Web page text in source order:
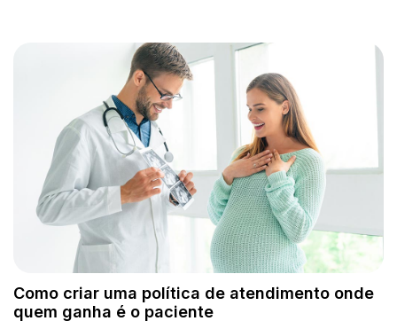
Como criar uma política de atendimento onde
quem ganha é o paciente